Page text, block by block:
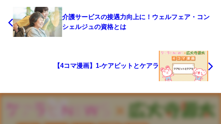
介護サービスの接遇力向上に！ウェルフェア・コン
シェルジュの資格とは
【4コマ漫画】1-ケアビットとケアラ